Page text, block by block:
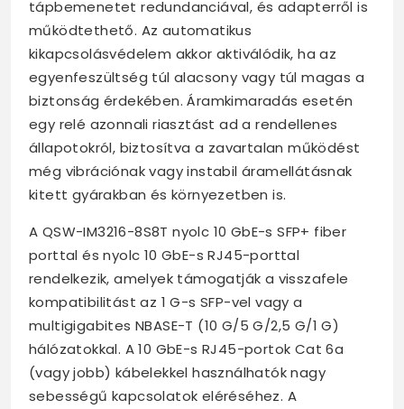
tápbemenetet redundanciával, és adapterről is
működtethető. Az automatikus
kikapcsolásvédelem akkor aktiválódik, ha az
egyenfeszültség túl alacsony vagy túl magas a
biztonság érdekében. Áramkimaradás esetén
egy relé azonnali riasztást ad a rendellenes
állapotokról, biztosítva a zavartalan működést
még vibrációnak vagy instabil áramellátásnak
kitett gyárakban és környezetben is.
A QSW-IM3216-8S8T nyolc 10 GbE-s SFP+ fiber
porttal és nyolc 10 GbE-s RJ45-porttal
rendelkezik, amelyek támogatják a visszafele
kompatibilitást az 1 G-s SFP-vel vagy a
multigigabites NBASE-T (10 G/5 G/2,5 G/1 G)
hálózatokkal. A 10 GbE-s RJ45-portok Cat 6a
(vagy jobb) kábelekkel használhatók nagy
sebességű kapcsolatok eléréséhez. A